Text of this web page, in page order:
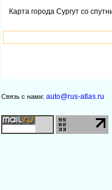
Карта города Сургут со
Связь с нами: auto@rus-atlas.ru